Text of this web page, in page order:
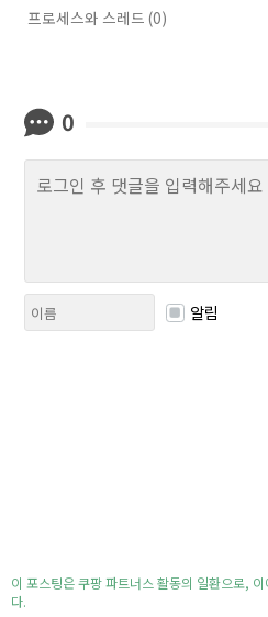
프로세스와 스레드 (0)
0
알림
이 포스팅은 쿠팡 파트너스 활동의 일환으로,
다.